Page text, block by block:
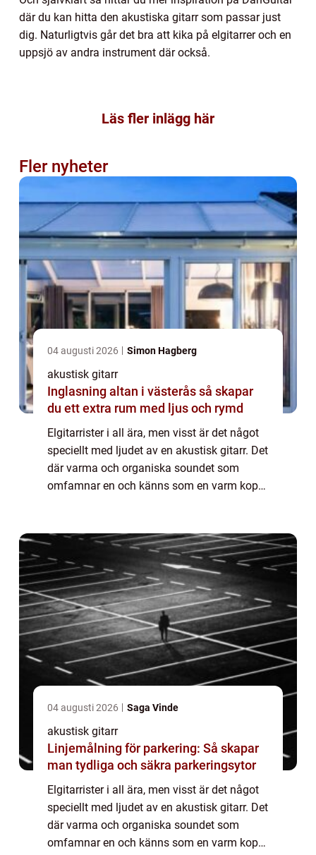
där du kan hitta den akustiska gitarr som passar just
dig. Naturligtvis går det bra att kika på elgitarrer och en
uppsjö av andra instrument där också.
Läs fler inlägg här
Fler nyheter
04 augusti 2026 Simon Hagberg
akustisk gitarr
Inglasning altan i västerås så skapar
du ett extra rum med ljus och rymd
Elgitarrister i all ära, men visst är det något
speciellt med ljudet av en akustisk gitarr. Det
där varma och organiska soundet som
omfamnar en och känns som en varm kopp
04 augusti 2026 Saga Vinde
akustisk gitarr
Linjemålning för parkering: Så skapar
man tydliga och säkra parkeringsytor
Elgitarrister i all ära, men visst är det något
speciellt med ljudet av en akustisk gitarr. Det
där varma och organiska soundet som
omfamnar en och känns som en varm kopp